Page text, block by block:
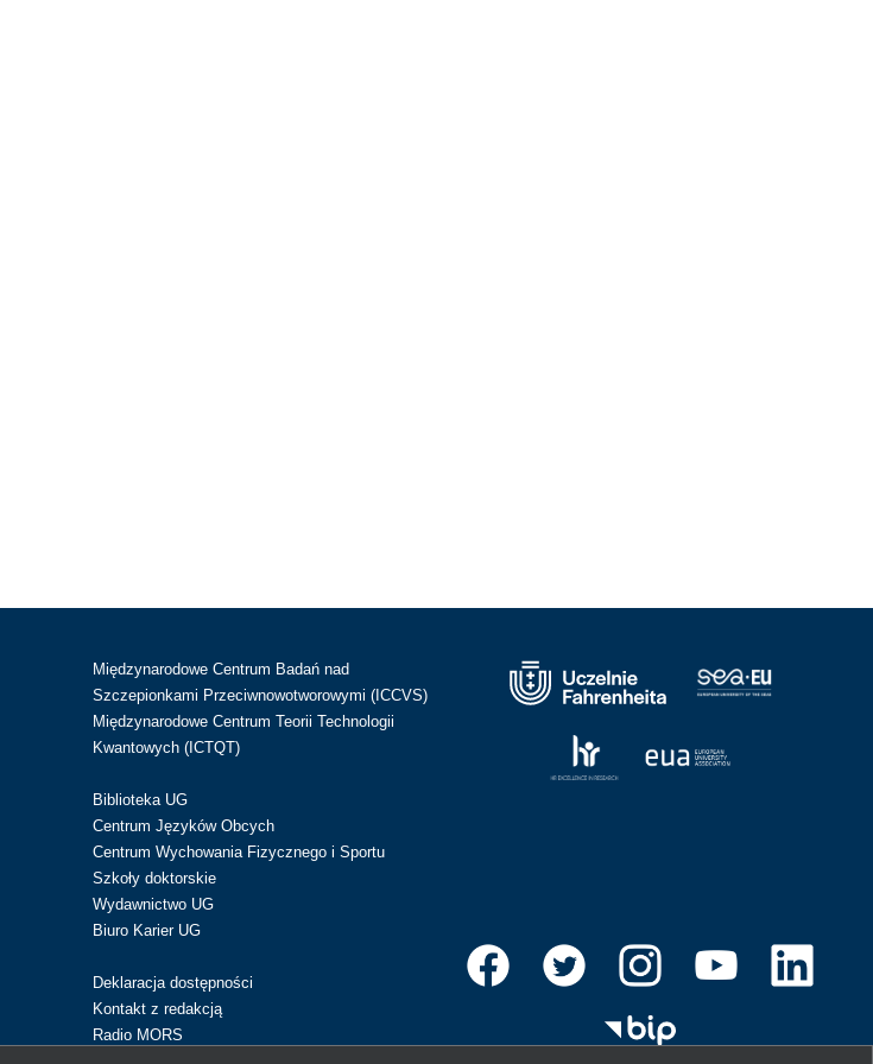
Międzynarodowe Centrum Badań nad
Szczepionkami Przeciwnowotworowymi (ICCVS)
Międzynarodowe Centrum Teorii Technologii
Kwantowych (ICTQT)
Biblioteka UG
Centrum Języków Obcych
Centrum Wychowania Fizycznego i Sportu
Szkoły doktorskie
Wydawnictwo UG
Biuro Karier UG
Deklaracja dostępności
Kontakt z redakcją
Radio MORS